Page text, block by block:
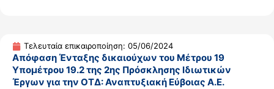
Τελευταία επικαιροποίηση: 05/06/2024
Απόφαση Ένταξης δικαιούχων του Μέτρου 19
Υπομέτρου 19.2 της 2ης Πρόσκλησης Ιδιωτικών
Έργων για την ΟΤΔ: Αναπτυξιακή Εύβοιας Α.Ε.